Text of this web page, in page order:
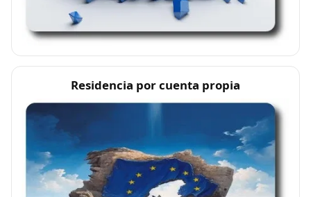
Residencia por cuenta propia